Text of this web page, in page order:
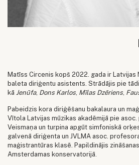
Matīss Circenis kopš 2022. gada ir Latvijas
baleta diriģentu asistents. Strādājis pie
kā Jenūfa, Dons Karlos Mīlas Dzēriens
Pabeidzis kora diriģēšanu bakalaura un
Vītola Latvijas mūzikas akadēmijā pie
Veismaņa un turpina apgūt simfoniskā
galvenā diriģenta un JVLMA asoc.
maģistrantūras klasē. Papildinājis
Amsterdamas konservatorijā.